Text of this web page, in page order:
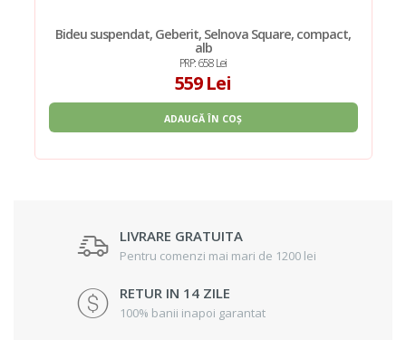
Bideu suspendat, Geberit, Selnova Square, compact,
alb
PRP: 658 Lei
559 Lei
ADAUGĂ ÎN COȘ
LIVRARE GRATUITA
Pentru comenzi mai mari de 1200 lei
RETUR IN 14 ZILE
100% banii inapoi garantat